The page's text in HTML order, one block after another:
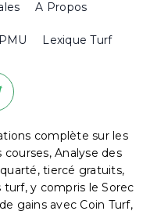
A Propos
Lexique Turf
complète sur les
Analyse des
tiercé gratuits,
y compris le Sorec
gains avec Coin Turf,